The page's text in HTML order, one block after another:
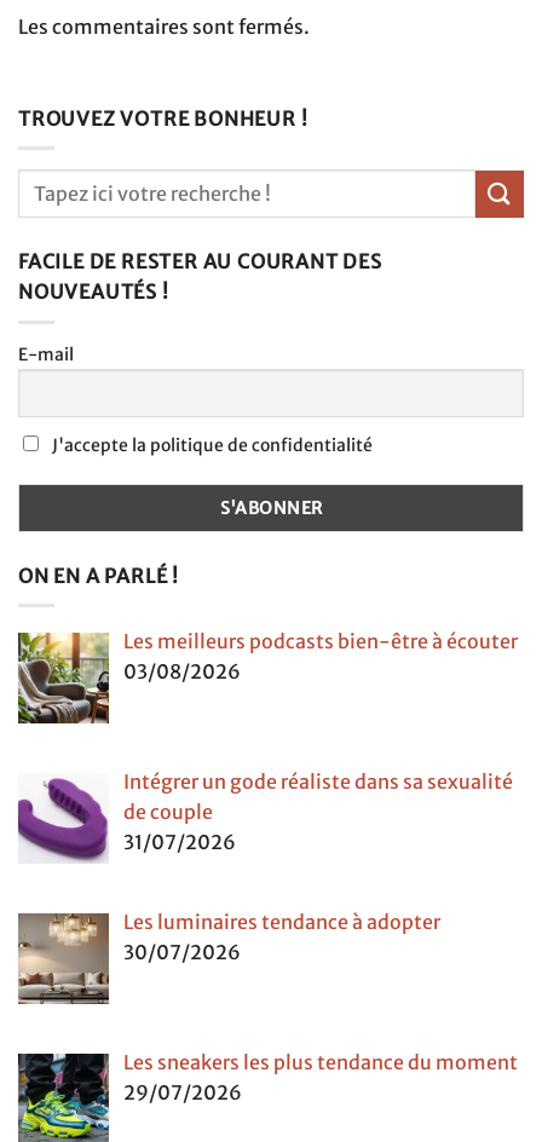
Les commentaires sont fermés.
TROUVEZ VOTRE BONHEUR !
FACILE DE RESTER AU COURANT DES
NOUVEAUTÉS !
E-mail
J'accepte la politique de confidentialité
ON EN A PARLÉ !
Les meilleurs podcasts bien-être à écouter
03/08/2026
Intégrer un gode réaliste dans sa sexualité
de couple
31/07/2026
Les luminaires tendance à adopter
30/07/2026
Les sneakers les plus tendance du moment
29/07/2026